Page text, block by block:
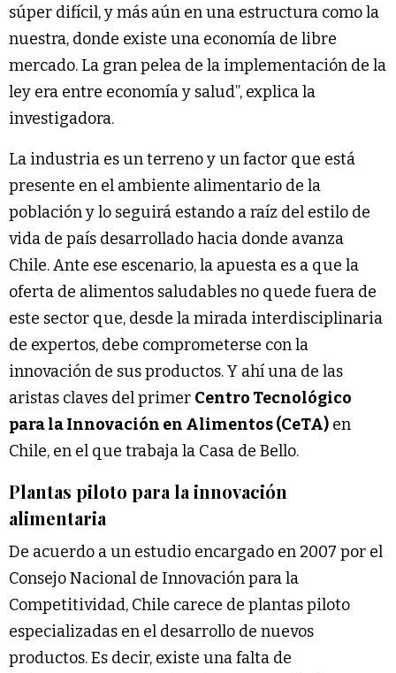
súper difícil, y más aún en una estructura como la
nuestra, donde existe una economía de libre
mercado. La gran pelea de la implementación de la
ley era entre economía y salud”, explica la
investigadora.
La industria es un terreno y un factor que está
presente en el ambiente alimentario de la
población y lo seguirá estando a raíz del estilo de
vida de país desarrollado hacia donde avanza
Chile. Ante ese escenario, la apuesta es a que la
oferta de alimentos saludables no quede fuera de
este sector que, desde la mirada interdisciplinaria
de expertos, debe comprometerse con la
innovación de sus productos. Y ahí una de las
aristas claves del primer Centro Tecnológico
para la Innovación en Alimentos (CeTA) en
Chile, en el que trabaja la Casa de Bello.
Plantas piloto para la innovación
alimentaria
De acuerdo a un estudio encargado en 2007 por el
Consejo Nacional de Innovación para la
Competitividad, Chile carece de plantas piloto
especializadas en el desarrollo de nuevos
productos. Es decir, existe una falta de